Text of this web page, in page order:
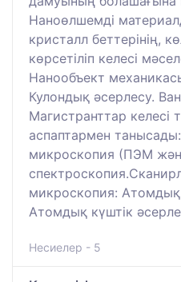
Наноөлшемді
кристалл беттерінің,
көрсетіліп келесі
Нанообъект
Кулондық әсерлесу.
Магистранттар келесі
аспаптармен
микроскопия (ПЭМ
микроскопия:
Атомдық күштік
Несиелер - 5